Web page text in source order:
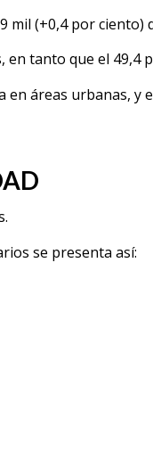
(+0,4 por ciento)
en tanto que el 49,4
en áreas urbanas, y
se presenta así: